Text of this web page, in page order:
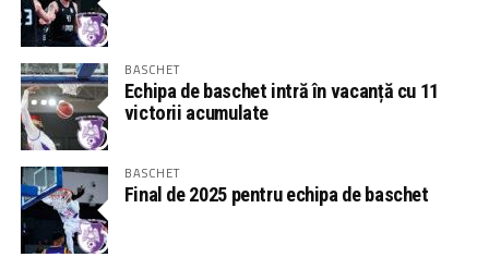
BASCHET
Echipa de baschet intră în vacanță cu 11
victorii acumulate
BASCHET
Final de 2025 pentru echipa de baschet